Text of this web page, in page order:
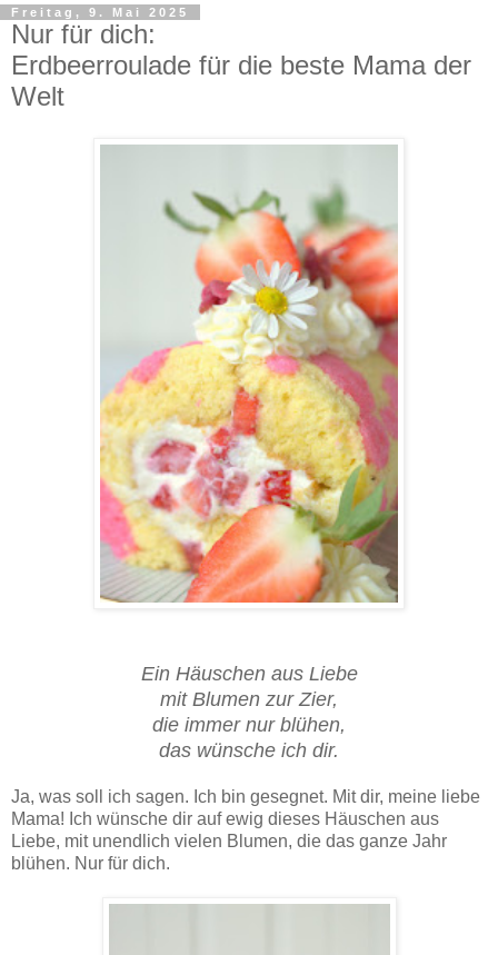
Freitag, 9. Mai 2025
Nur für dich:
Erdbeerroulade für die beste Mama der
Welt
Ein Häuschen aus Liebe
mit Blumen zur Zier,
die immer nur blühen,
das wünsche ich dir.
Ja, was soll ich sagen. Ich bin gesegnet. Mit dir, meine liebe
Mama! Ich wünsche dir auf ewig dieses Häuschen aus
Liebe, mit unendlich vielen Blumen, die das ganze Jahr
blühen. Nur für dich.